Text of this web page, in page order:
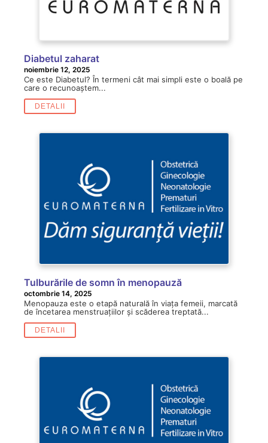
Diabetul zaharat
noiembrie 12, 2025
Ce este Diabetul? În termeni cât mai simpli este o boală pe
care o recunoaștem...
DETALII
Tulburările de somn în menopauză
octombrie 14, 2025
Menopauza este o etapă naturală în viața femeii, marcată
de încetarea menstruațiilor și scăderea treptată...
DETALII